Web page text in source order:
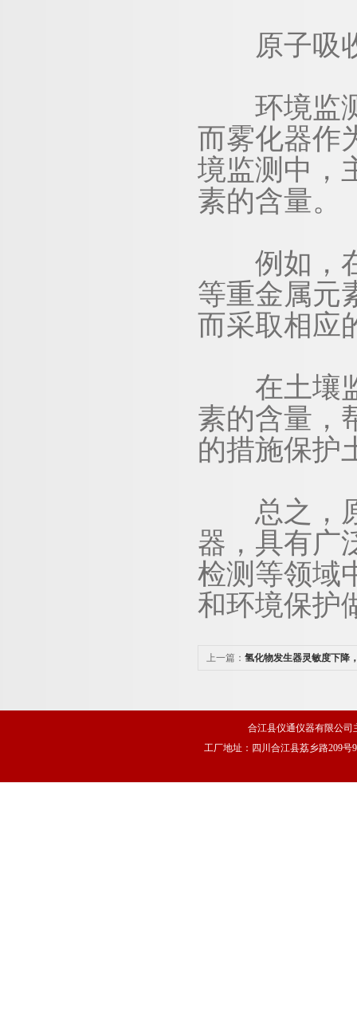
原子吸收
环境监测
而雾化器作
境监测中，
素的含量。
例如，在
等重金属元
而采取相应
在土壤监
素的含量，
的措施保护
总之，原
器，具有广
检测等领域
和环境保护
上一篇： 氢化物发生器灵敏度下降
合江县仪通仪器有限公司
工厂地址：四川合江县荔乡路209